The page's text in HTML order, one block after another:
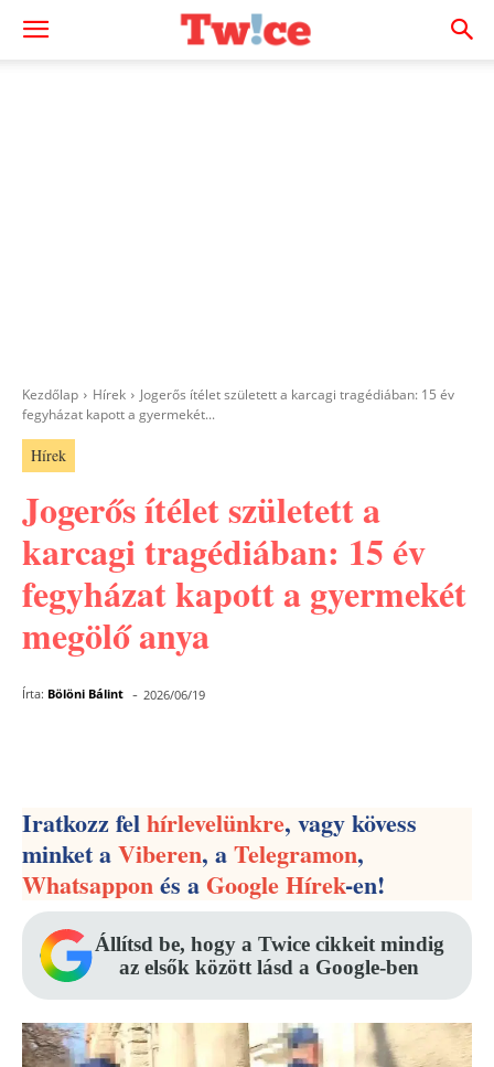
Kezdőlap Hírek
Jogerős ítélet született a karcagi tragédiában: 15 év
fegyházat kapott a gyermekét...
Hírek
Jogerős ítélet született a
karcagi tragédiában: 15 év
fegyházat kapott a gyermekét
megölő anya
Írta: Bölöni Bálint - 2026/06/19
Iratkozz felhírlevelünkre, vagy kövess
minket aViberen, aTelegramon,
Whatsapponés aGoogle Hírek-en!
Állítsd be, hogy a Twice cikkeit mindig
az elsők között lásd a Google-ben